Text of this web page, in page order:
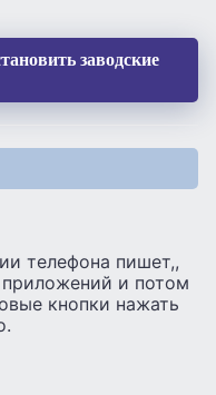
заводские
телефона пишет,,
и потом
кнопки нажать